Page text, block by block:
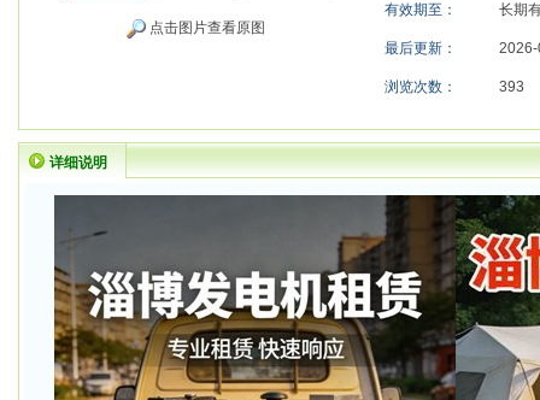
点击图片查看原图
有效期至： 长期
最后更新：
浏览次数： 393
详细说明